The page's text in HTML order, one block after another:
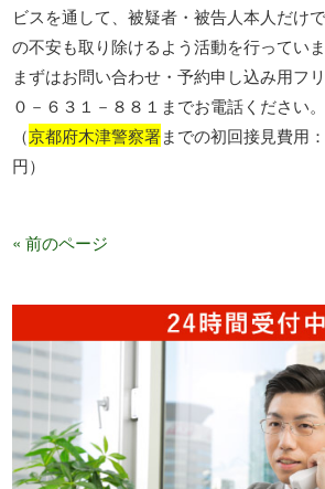
ビスを通して、被疑者・被告人本人だけ
の不安も取り除けるよう活動を行っていま
まずはお問い合わせ・予約申し込み用フ
０－６３１－８８１までお電話ください。
（京都府木津警察署までの初回接見費用
円）
« 前のページ